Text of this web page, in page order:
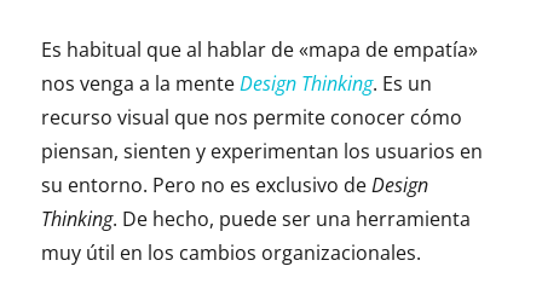
Es habitual que al hablar de «mapa de empatía»
nos venga a la mente Design Thinking. Es un
recurso visual que nos permite conocer cómo
piensan, sienten y experimentan los usuarios en
su entorno. Pero no es exclusivo deDesign
Thinking. De hecho, puede ser una herramienta
muy útil en los cambios organizacionales.